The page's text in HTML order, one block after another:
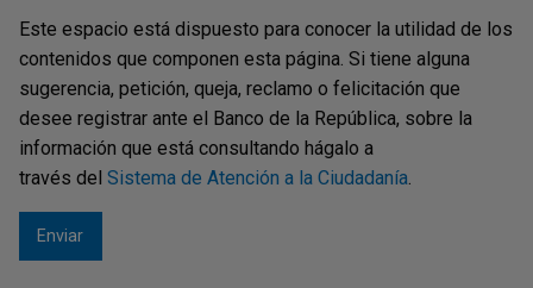
Este espacio está dispuesto para conocer la utilidad de los
contenidos que componen esta página. Si tiene alguna
sugerencia, petición, queja, reclamo o felicitación que
desee registrar ante el Banco de la República, sobre la
información que está consultando hágalo a
través del Sistema de Atención a la Ciudadanía.